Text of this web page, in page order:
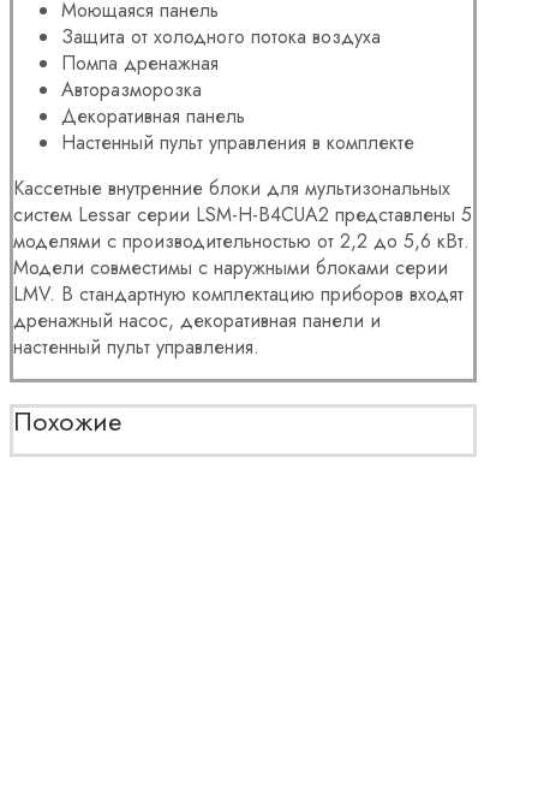
Моющаяся панель
Защита от холодного потока воздуха
Помпа дренажная
Авторазморозка
Декоративная панель
Настенный пульт управления в комплекте
Кассетные внутренние блоки для мультизональных
систем Lessar серии LSM-H-B4CUA2 представлены 5
моделями с производительностью от 2,2 до 5,6 кВт.
Модели совместимы с наружными блоками серии
LMV. В стандартную комплектацию приборов входят
дренажный насос, декоративная панели и
настенный пульт управления.
Похожие